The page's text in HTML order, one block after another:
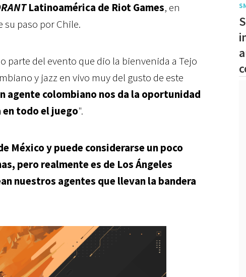
Latinoamérica de Riot Games, en
su paso por Chile.
parte del evento que dio la bienvenida a Tejo
y jazz en vivo muy del gusto de este
agente colombiano nos da la oportunidad
todo el juego".
México y puede considerarse un poco
pero realmente es de Los Ángeles
nuestros agentes que llevan la bandera